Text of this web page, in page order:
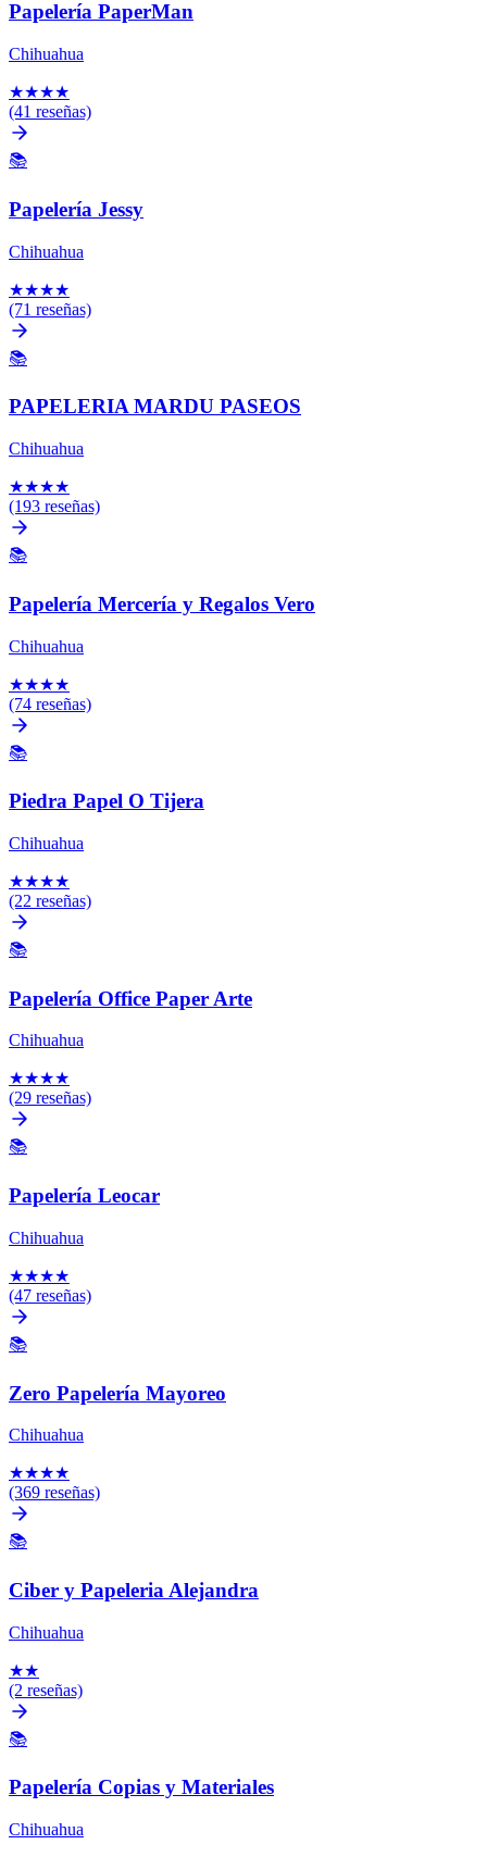
Papelería PaperMan
Chihuahua
★★★★
(41 reseñas)
📚
Papelería Jessy
Chihuahua
★★★★
(71 reseñas)
📚
PAPELERIA MARDU PASEOS
Chihuahua
★★★★
(193 reseñas)
📚
Papelería Mercería y Regalos Vero
Chihuahua
★★★★
(74 reseñas)
📚
Piedra Papel O Tijera
Chihuahua
★★★★
(22 reseñas)
📚
Papelería Office Paper Arte
Chihuahua
★★★★
(29 reseñas)
📚
Papelería Leocar
Chihuahua
★★★★
(47 reseñas)
📚
Zero Papelería Mayoreo
Chihuahua
★★★★
(369 reseñas)
📚
Ciber y Papeleria Alejandra
Chihuahua
★★
(2 reseñas)
📚
Papelería Copias y Materiales
Chihuahua